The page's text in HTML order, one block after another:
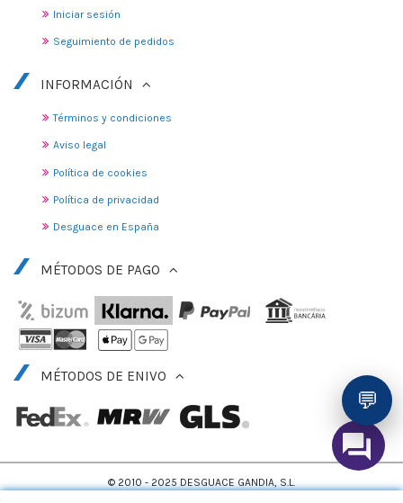
Iniciar sesión
Seguimiento de pedidos
INFORMACIÓN
Términos y condiciones
Aviso legal
Política de cookies
Política de privacidad
Desguace en España
MÉTODOS DE PAGO
MÉTODOS DE ENIVO
💬
© 2010 - 2025 DESGUACE GANDIA, S.L.